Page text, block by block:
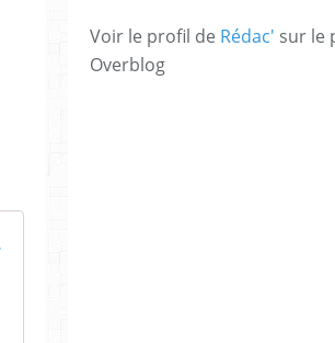
Voir le profil de Rédac' sur le
Overblog